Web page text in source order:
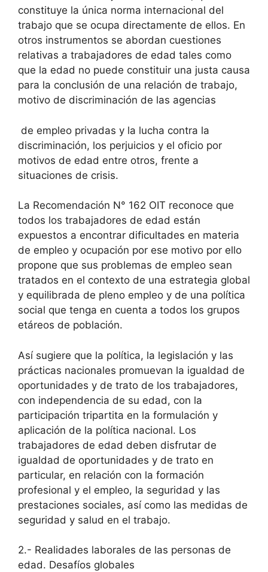
constituye la única norma internacional del
trabajo que se ocupa directamente de ellos. En
otros instrumentos se abordan cuestiones
relativas a trabajadores de edad tales como
que la edad no puede constituir una justa causa
para la conclusión de una relación de trabajo,
motivo de discriminación de las agencias
de empleo privadas y la lucha contra la
discriminación, los perjuicios y el oficio por
motivos de edad entre otros, frente a
situaciones de crisis.
La Recomendación N° 162 OIT reconoce que
todos los trabajadores de edad están
expuestos a encontrar dificultades en materia
de empleo y ocupación por ese motivo por ello
propone que sus problemas de empleo sean
tratados en el contexto de una estrategia global
y equilibrada de pleno empleo y de una política
social que tenga en cuenta a todos los grupos
etáreos de población.
Así sugiere que la política, la legislación y las
prácticas nacionales promuevan la igualdad de
oportunidades y de trato de los trabajadores,
con independencia de su edad, con la
participación tripartita en la formulación y
aplicación de la política nacional. Los
trabajadores de edad deben disfrutar de
igualdad de oportunidades y de trato en
particular, en relación con la formación
profesional y el empleo, la seguridad y las
prestaciones sociales, así como las medidas de
seguridad y salud en el trabajo.
2.- Realidades laborales de las personas de
edad. Desafíos globales